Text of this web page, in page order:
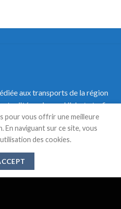
aux transports de la région
mais aussi l'alerte trafic
précise sur les transports
pour vous offrir une meilleure
En naviguant sur ce site, vous
des cookies.